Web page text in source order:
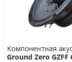
Компонентная
Ground Zero GZFF